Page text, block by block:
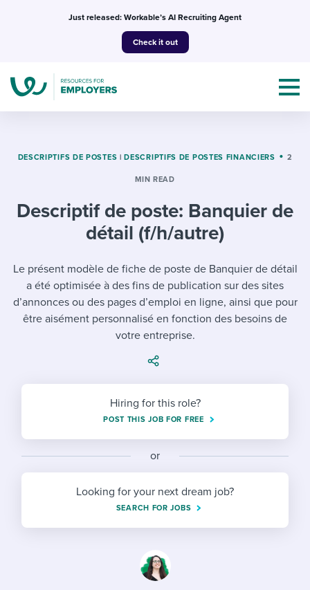
Just released: Workable’s AI Recruiting Agent
Check it out
Mobilizing AI in my work
Evaluating candidates
Developing & retaining people
Ensuring compliance
Finding and attracting people
Establishing an employer brand
Digitizing work processes
Candidate/employee experiences
Templates & Guides
I WANT...
Job description templates
Interview question templates
Onboarding checklists
Step-by-step tutorials
HR terms
Workable Academy
I WANT TO LEARN ABOUT...
Applying for a job
Pay & benefits
Overall career resources
Attend webinars & events
Workable customer stories
DESCRIPTIFS DE POSTES | DESCRIPTIFS DE POSTES FINANCIERS 2
MIN READ
Descriptif de poste: Banquier de
détail (f/h/autre)
Le présent modèle de fiche de poste de Banquier de détail
a été optimisée à des fins de publication sur des sites
d’annonces ou des pages d’emploi en ligne, ainsi que pour
être aisément personnalisé en fonction des besoins de
votre entreprise.
Hiring for this role?
POST THIS JOB FOR FREE
or
Looking for your next dream job?
SEARCH FOR JOBS